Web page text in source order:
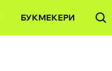
БУКМЕКЕРИ